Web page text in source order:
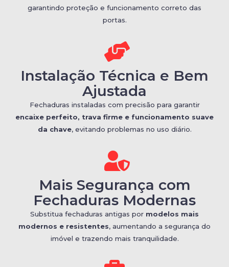
garantindo proteção e funcionamento correto das
portas.
Instalação Técnica e Bem
Ajustada
Fechaduras instaladas com precisão para garantir
encaixe perfeito, trava firme e funcionamento suave
da chave, evitando problemas no uso diário.
Mais Segurança com
Fechaduras Modernas
Substitua fechaduras antigas por modelos mais
modernos e resistentes, aumentando a segurança do
imóvel e trazendo mais tranquilidade.